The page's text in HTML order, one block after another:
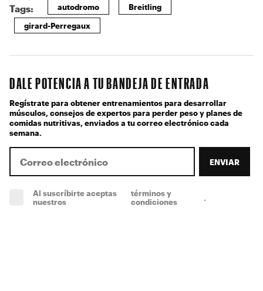
Tags: autodromo Breitling
girard-Perregaux
DALE POTENCIA A TU BANDEJA DE ENTRADA
Regístrate para obtener entrenamientos para desarrollar
músculos, consejos de expertos para perder peso y planes de
comidas nutritivas, enviados a tu correo electrónico cada
semana.
ENVIAR
Al suscríbirte aceptas
nuestros
términos y
condiciones